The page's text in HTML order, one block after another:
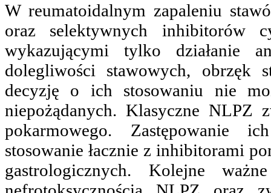
W reumatoidalnym zapaleniu
oraz selektywnych inhibitorów
wykazującymi tylko działanie
dolegliwości stawowych, obrzęk
decyzję o ich stosowaniu nie
niepożądanych. Klasyczne NLPZ
pokarmowego. Zastępowanie
stosowanie łacznie z inhibitorami
gastrologicznych. Kolejne